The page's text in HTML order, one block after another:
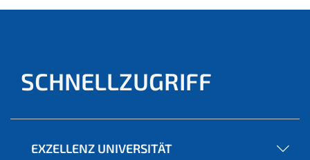
SCHNELLZUGRIFF
EXZELLENZ UNIVERSITÄT